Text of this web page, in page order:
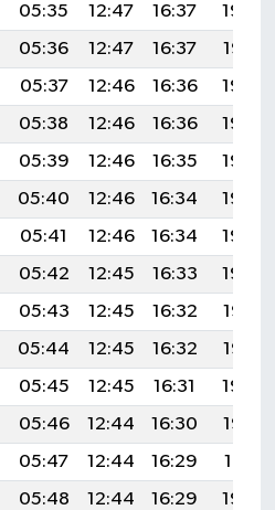
05:35 12:47 16:37
19:48
05:36 12:47 16:37
19:47
05:37 12:46 16:36
19:46
05:38 12:46 16:36
19:44
05:39 12:46 16:35
19:43
05:40 12:46 16:34
19:42
05:41 12:46 16:34
19:40
05:42 12:45 16:33
19:39
05:43 12:45 16:32
19:37
05:44 12:45 16:32
19:36
05:45 12:45 16:31
19:34
05:46 12:44 16:30
19:33
05:47 12:44 16:29
19:31
05:48 12:44 16:29
19:30